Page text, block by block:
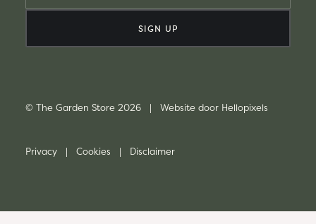
© The Garden Store 2026 | Website door Hellopixels
Privacy | Cookies | Disclaimer